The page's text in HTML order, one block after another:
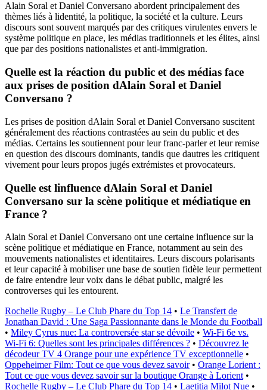
Alain Soral et Daniel Conversano abordent principalement des
thèmes liés à lidentité, la politique, la société et la culture. Leurs
discours sont souvent marqués par des critiques virulentes envers le
système politique en place, les médias traditionnels et les élites, ainsi
que par des positions nationalistes et anti-immigration.
Quelle est la réaction du public et des médias face
aux prises de position dAlain Soral et Daniel
Conversano ?
Les prises de position dAlain Soral et Daniel Conversano suscitent
généralement des réactions contrastées au sein du public et des
médias. Certains les soutiennent pour leur franc-parler et leur remise
en question des discours dominants, tandis que dautres les critiquent
vivement pour leurs propos jugés extrémistes et provocateurs.
Quelle est linfluence dAlain Soral et Daniel
Conversano sur la scène politique et médiatique en
France ?
Alain Soral et Daniel Conversano ont une certaine influence sur la
scène politique et médiatique en France, notamment au sein des
mouvements nationalistes et identitaires. Leurs discours polarisants
et leur capacité à mobiliser une base de soutien fidèle leur permettent
de faire entendre leur voix dans le débat public, malgré les
controverses qui les entourent.
Rochelle Rugby – Le Club Phare du Top 14 • Le Transfert de
Jonathan David : Une Saga Passionnante dans le Monde du Football
• Miley Cyrus nue: La controversée star se dévoile • Wi-Fi 6e vs.
Wi-Fi 6: Quelles sont les principales différences ? • Découvrez le
décodeur TV 4 Orange pour une expérience TV exceptionnelle •
Oppeheimer Film: Tout ce que vous devez savoir• Orange Lorient :
Tout ce que vous devez savoir sur la boutique Orange à Lorient •
Rochelle Rugby – Le Club Phare du Top 14 • Laetitia Milot Nue •